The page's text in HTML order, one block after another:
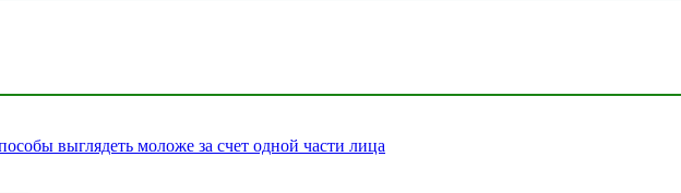
выглядеть моложе за счет одной части лица